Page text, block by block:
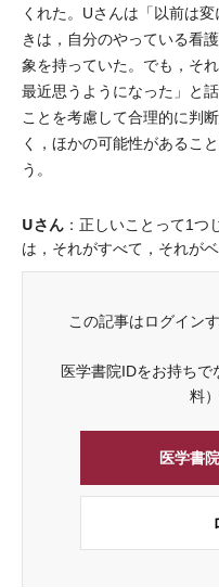
くれた。Uさんは「以前は
きは，自分のやっている看
象を持っていた。でも，そ
最近思うようになった」と
ことを考慮して合理的に判
く，ほかの可能性があるこ
う。
Uさん ：正しいことって1つ
は，それがすべて，それが
この記事はログイン
医学書院IDをお持ち
料
医学書